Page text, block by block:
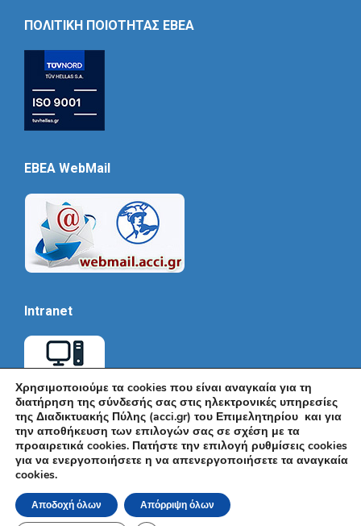
ΠΟΛΙΤΙΚΗ ΠΟΙΟΤΗΤΑΣ ΕΒΕΑ
EBEA WebMail
Intranet
© Εμπορικό και Βιομηχανικό Επιμελητήριο Αθηνών 2026 |
Ακαδημίας 7, ΤΚ: 10671, Αθήνα, Τηλ: +30 210 3604815, e-mail:
info@acci.gr
Όροι Χρήσης|Πολιτική Ασφάλειας|Πολιτική Απορρήτου
Χρησιμοποιούμε τα cookies που είναι αναγκαία για τη
διατήρηση της σύνδεσής σας στις ηλεκτρονικές υπηρεσίες
της Διαδικτυακής Πύλης (acci.gr) του Επιμελητηρίου και για
την αποθήκευση των επιλογών σας σε σχέση με τα
προαιρετικά cookies. Πατήστε την επιλογή ρυθμίσεις cookies
για να ενεργοποιήσετε η να απενεργοποιήσετε τα αναγκαία
cookies.
Αποδοχή όλων Απόρριψη όλων